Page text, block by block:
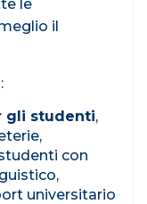
le
il
gli studenti,
con
universitario